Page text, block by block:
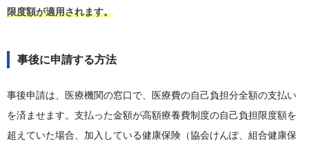
限度額が適用されます。
事後に申請する方法
事後申請は、医療機関の窓口で、医療費の自己負担分全額の支払い
を済ませます。支払った金額が高額療養費制度の自己負担限度額を
超えていた場合、加入している健康保険（協会けんぽ、組合健康保